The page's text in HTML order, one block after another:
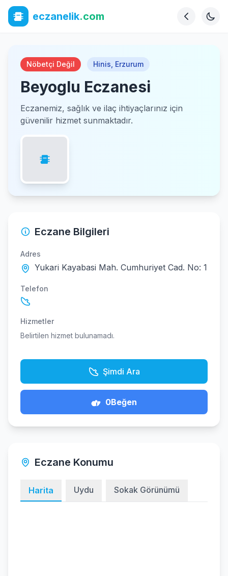
eczanelik.com
Nöbetçi Değil Hinis Erzurum
Beyoglu Eczanesi
Eczanemiz, sağlık ve ilaç ihtiyaçlarınız için
güvenilir hizmet sunmaktadır.
Eczane Bilgileri
Adres
Yukari Kayabasi Mah. Cumhuriyet Cad. No: 1
Telefon
Hizmetler
Belirtilen hizmet bulunamadı.
Şimdi Ara
0Beğen
Eczane Konumu
Harita Uydu Sokak Görünümü